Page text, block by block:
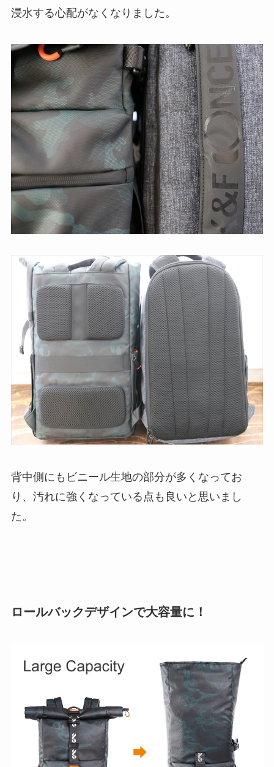
浸水する心配がなくなりました。
背中側にもビニール生地の部分が多くなってお
り、汚れに強くなっている点も良いと思いまし
た。
ロールバックデザインで大容量に！